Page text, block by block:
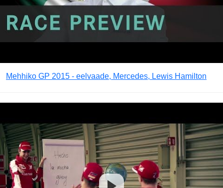
Mehhiko GP 2015 - eelvaade, Mercedes, Lewis Hamilton